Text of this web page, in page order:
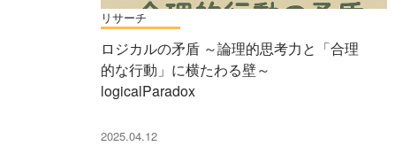
リサーチ
ロジカルの矛盾 ～論理的思考力と「合理
的な行動」に横たわる壁～
logicalParadox
2025.04.12